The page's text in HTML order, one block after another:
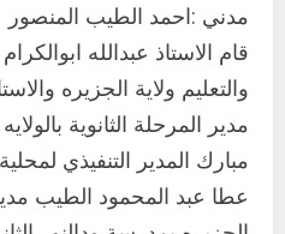
مدني :احمد الطيب المنصور
قام الاستاذ عبدالله
والتعليم ولاية الجزيره
مدير المرحلة الثانوية
مبارك المدير التنفيذي
عطا عبد المحمود الطيب